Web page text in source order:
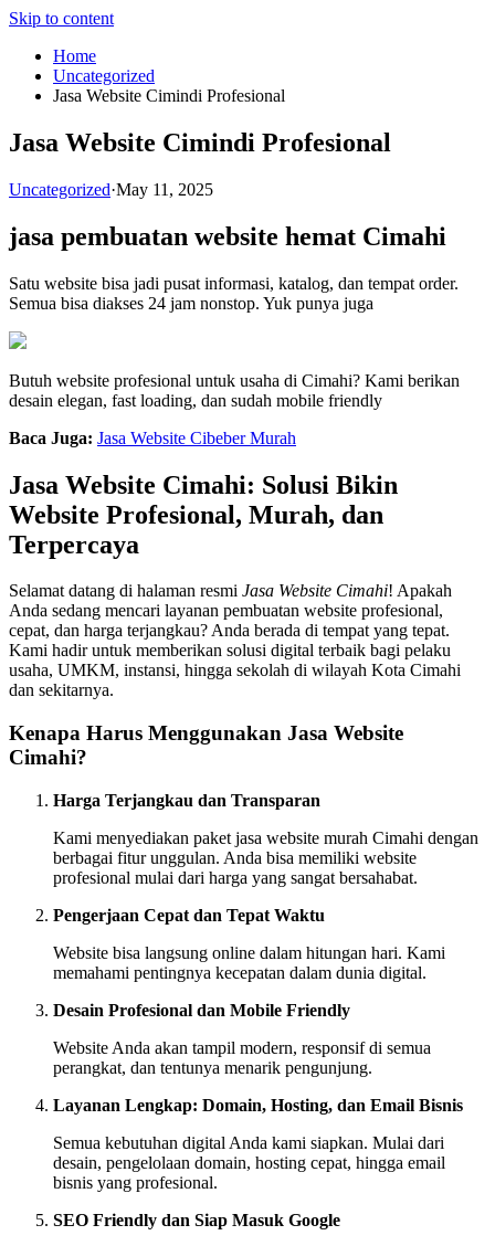
Skip to content
Home
Uncategorized
Jasa Website Cimindi Profesional
Jasa Website Cimindi Profesional
Uncategorized·May 11, 2025
jasa pembuatan website hemat Cimahi
Satu website bisa jadi pusat informasi, katalog, dan tempat order.
Semua bisa diakses 24 jam nonstop. Yuk punya juga
Butuh website profesional untuk usaha di Cimahi? Kami berikan
desain elegan, fast loading, dan sudah mobile friendly
Baca Juga: Jasa Website Cibeber Murah
Jasa Website Cimahi: Solusi Bikin
Website Profesional, Murah, dan
Terpercaya
Selamat datang di halaman resmi Jasa Website Cimahi! Apakah
Anda sedang mencari layanan pembuatan website profesional,
cepat, dan harga terjangkau? Anda berada di tempat yang tepat.
Kami hadir untuk memberikan solusi digital terbaik bagi pelaku
usaha, UMKM, instansi, hingga sekolah di wilayah Kota Cimahi
dan sekitarnya.
Kenapa Harus Menggunakan Jasa Website
Cimahi?
Harga Terjangkau dan Transparan
Kami menyediakan paket jasa website murah Cimahi dengan
berbagai fitur unggulan. Anda bisa memiliki website
profesional mulai dari harga yang sangat bersahabat.
Pengerjaan Cepat dan Tepat Waktu
Website bisa langsung online dalam hitungan hari. Kami
memahami pentingnya kecepatan dalam dunia digital.
Desain Profesional dan Mobile Friendly
Website Anda akan tampil modern, responsif di semua
perangkat, dan tentunya menarik pengunjung.
Layanan Lengkap: Domain, Hosting, dan Email Bisnis
Semua kebutuhan digital Anda kami siapkan. Mulai dari
desain, pengelolaan domain, hosting cepat, hingga email
bisnis yang profesional.
SEO Friendly dan Siap Masuk Google